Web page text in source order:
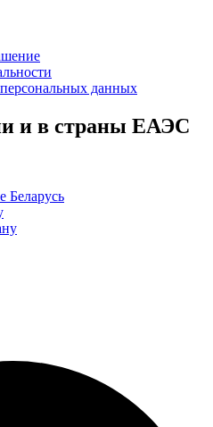
данных
и в страны ЕАЭС
Беларусь